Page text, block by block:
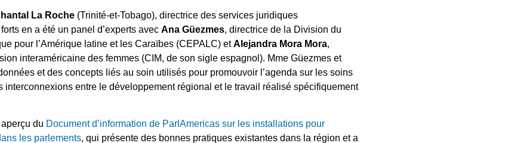
La Roche (Trinité-et-Tobago), directrice des services juridiques
en a été un panel d’experts avecAna Güezmes, directrice de la Division du
pour l’Amérique latine et les Caraïbes (CEPALC) etAlejandra Mora Mora,
interaméricaine des femmes (CIM, de son sigle espagnol). Mme Güezmes et
et des concepts liés au soin utilisés pour promouvoir l’agenda sur les soins
interconnexions entre le développement régional et le travail réalisé spécifiquement
du Document d’information de ParlAmericas sur les installations pour
les parlements, qui présente des bonnes pratiques existantes dans la région et a